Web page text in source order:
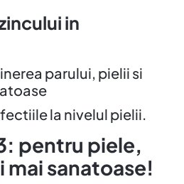
in
parului, pielii si
la nivelul pielii.
pentru piele,
mai sanatoase!